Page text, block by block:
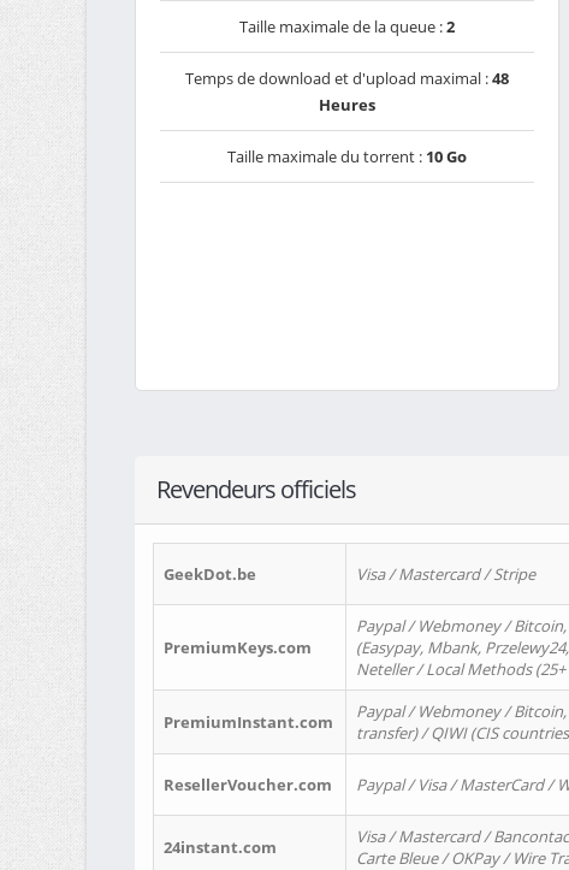
Taille maximale de la queue :2
Temps de download et d'upload maximal :48
Heures
Taille maximale du torrent : 10 Go
Revendeurs officiels
GeekDot.be Visa / Mastercard / Stripe
PremiumKeys.com
Paypal / Webmoney / Bitcoin,
(Easypay, Mbank,
Neteller / Local Methods
PremiumInstant.com
Paypal / Webmoney /
transfer) / QIWI (CIS
ResellerVoucher.com Paypal / Visa / MasterCard /
24instant.com
Visa / Mastercard /
Carte Bleue / OKPay / Wire